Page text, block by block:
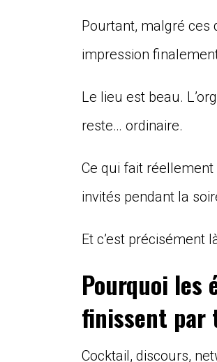
Pourtant, malgré ces
impression
Le lieu est beau.
reste… ordinaire.
Ce qui fait réellement
invités pendant la
Et c’est précisément
Pourquoi les
finissent par
Cocktail, discours,